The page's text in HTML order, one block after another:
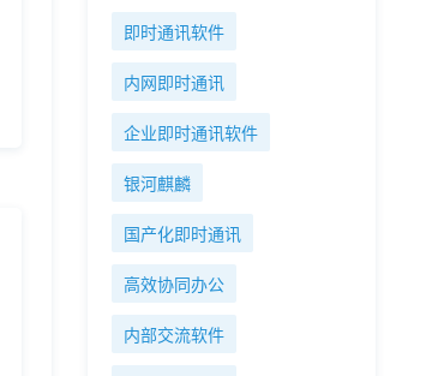
即时通讯软件
内网即时通讯
企业即时通讯软件
银河麒麟
国产化即时通讯
高效协同办公
内部交流软件